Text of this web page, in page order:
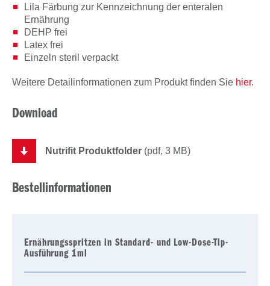
Lila Färbung zur Kennzeichnung der enteralen
Ernährung
DEHP frei
Latex frei
Einzeln steril verpackt
Weitere Detailinformationen zum Produkt finden Sie hier.
Download
Nutrifit Produktfolder (pdf, 3 MB)
Bestellinformationen
Ernährungsspritzen in Standard- und Low-Dose-Tip-
Ausführung 1ml